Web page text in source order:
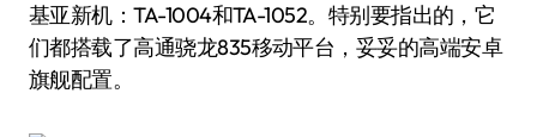
基亚新机：TA-1004和TA-1052。特别要指出的，它
们都搭载了高通骁龙835移动平台，妥妥的高端安卓
旗舰配置。